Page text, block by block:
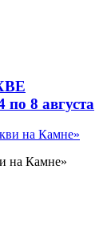
8 августа
на Камне»